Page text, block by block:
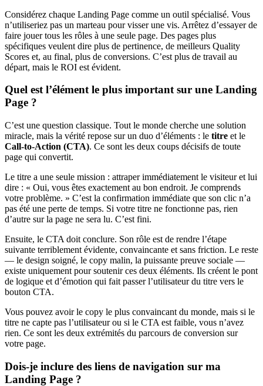
Considérez chaque Landing Page comme un outil spécialisé. Vous
n’utiliseriez pas un marteau pour visser une vis. Arrêtez d’essayer de
faire jouer tous les rôles à une seule page. Des pages plus
spécifiques veulent dire plus de pertinence, de meilleurs Quality
Scores et, au final, plus de conversions. C’est plus de travail au
départ, mais le ROI est évident.
Quel est l’élément le plus important sur une Landing
Page ?
C’est une question classique. Tout le monde cherche une solution
miracle, mais la vérité repose sur un duo d’éléments : le titre et le
Call-to-Action (CTA). Ce sont les deux coups décisifs de toute
page qui convertit.
Le titre a une seule mission : attraper immédiatement le visiteur et lui
dire : « Oui, vous êtes exactement au bon endroit. Je comprends
votre problème. » C’est la confirmation immédiate que son clic n’a
pas été une perte de temps. Si votre titre ne fonctionne pas, rien
d’autre sur la page ne sera lu. C’est fini.
Ensuite, le CTA doit conclure. Son rôle est de rendre l’étape
suivante terriblement évidente, convaincante et sans friction. Le reste
— le design soigné, le copy malin, la puissante preuve sociale —
existe uniquement pour soutenir ces deux éléments. Ils créent le pont
de logique et d’émotion qui fait passer l’utilisateur du titre vers le
bouton CTA.
Vous pouvez avoir le copy le plus convaincant du monde, mais si le
titre ne capte pas l’utilisateur ou si le CTA est faible, vous n’avez
rien. Ce sont les deux extrémités du parcours de conversion sur
votre page.
Dois-je inclure des liens de navigation sur ma
Landing Page ?